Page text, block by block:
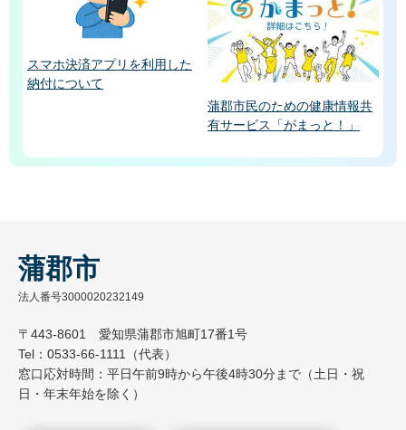
スマホ決済アプリを利用した
納付について
蒲郡市民のための健康情報共
有サービス「がまっと！」
蒲郡市
法人番号3000020232149
〒443-8601 愛知県蒲郡市旭町17番1号
Tel：0533-66-1111（代表）
窓口応対時間：平日午前9時から午後4時30分まで（土日・祝
日・年末年始を除く）